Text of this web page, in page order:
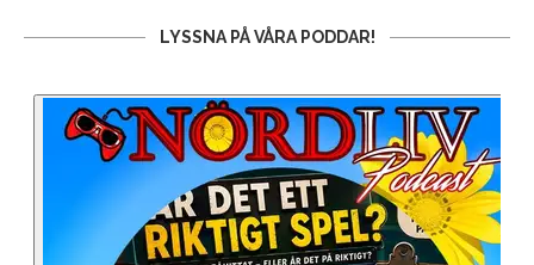
LYSSNA PÅ VÅRA PODDAR!